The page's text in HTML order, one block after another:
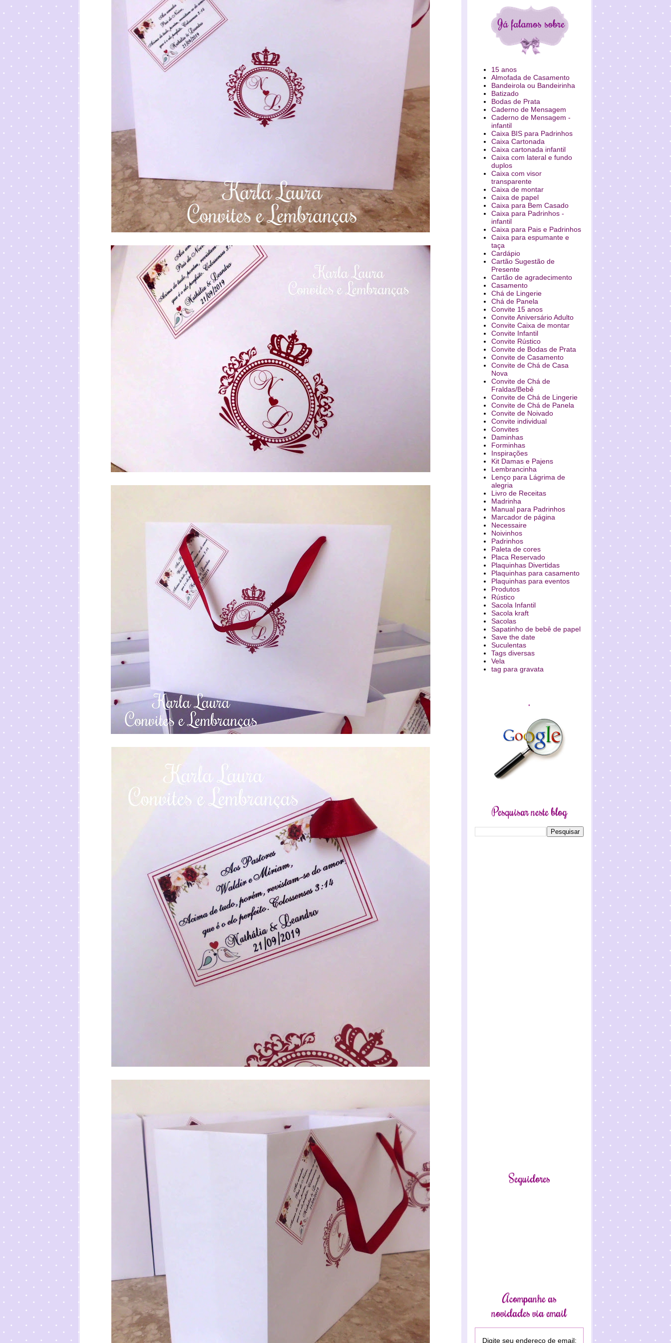
15 anos
Almofada de Casamento
Bandeirola ou Bandeirinha
Batizado
Bodas de Prata
Caderno de Mensagem
Caderno de Mensagem -
infantil
Caixa BIS para Padrinhos
Caixa Cartonada
Caixa cartonada infantil
Caixa com lateral e fundo
duplos
Caixa com visor
transparente
Caixa de montar
Caixa de papel
Caixa para Bem Casado
Caixa para Padrinhos -
infantil
Caixa para Pais e Padrinhos
Caixa para espumante e
taça
Cardápio
Cartão Sugestão de
Presente
Cartão de agradecimento
Casamento
Chá de Lingerie
Chá de Panela
Convite 15 anos
Convite Aniversário Adulto
Convite Caixa de montar
Convite Infantil
Convite Rústico
Convite de Bodas de Prata
Convite de Casamento
Convite de Chá de Casa
Nova
Convite de Chá de
Fraldas/Bebê
Convite de Chá de Lingerie
Convite de Chá de Panela
Convite de Noivado
Convite individual
Convites
Daminhas
Forminhas
Inspirações
Kit Damas e Pajens
Lembrancinha
Lenço para Lágrima de
alegria
Livro de Receitas
Madrinha
Manual para Padrinhos
Marcador de página
Necessaire
Noivinhos
Padrinhos
Paleta de cores
Placa Reservado
Plaquinhas Divertidas
Plaquinhas para casamento
Plaquinhas para eventos
Produtos
Rústico
Sacola Infantil
Sacola kraft
Sacolas
Sapatinho de bebê de papel
Save the date
Suculentas
Tags diversas
Vela
tag para gravata
.
Pesquisar neste blog
Seguidores
Acompanhe as
novidades via email
Digite seu endereço de email: